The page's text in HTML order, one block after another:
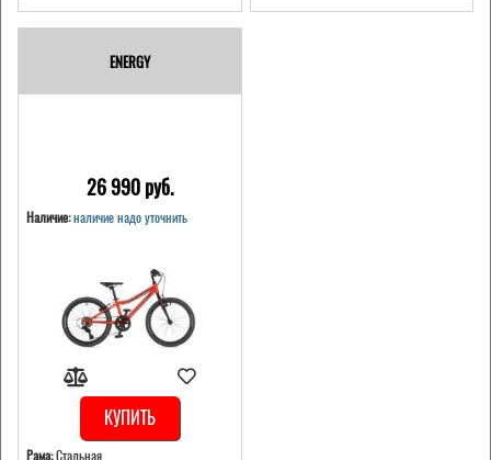
ENERGY
26 990 pуб.
Наличие:наличие надо уточнить
КУПИТЬ
Рама:Стальная